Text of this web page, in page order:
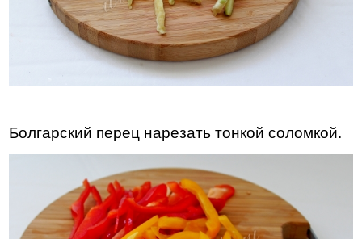
Болгарский перец нарезать тонкой соломкой.